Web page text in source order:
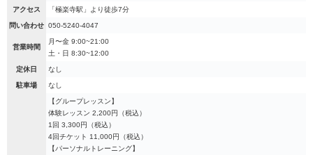
アクセス 「極楽寺駅」より徒歩7分
問い合わせ 050-5240-4047
営業時間
月〜金 9:00~21:00
土・日 8:30~12:00
定休日 なし
駐車場 なし
【グループレッスン】
体験レッスン 2,200円（税込）
1回 3,300円（税込）
4回チケット 11,000円（税込）
【パーソナルトレーニング】